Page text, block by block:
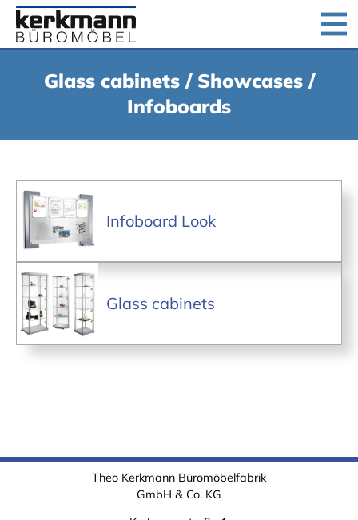
Jobs
Contact us
Glass cabinets / Showcases /
Infoboards
Infoboard Look
Glass cabinets
Theo Kerkmann Büromöbelfabrik
GmbH & Co. KG